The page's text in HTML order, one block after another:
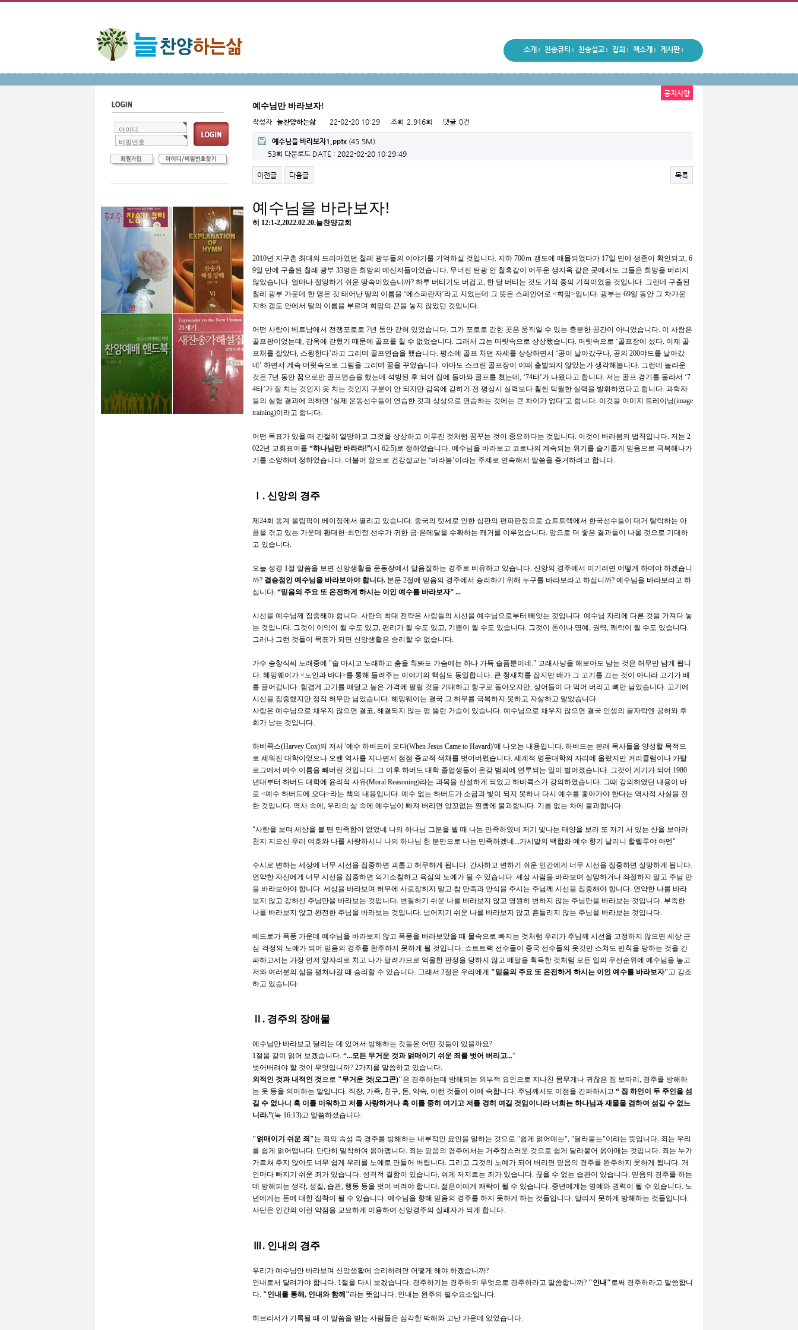
소개 찬송큐티 찬송설교 집회 책소개 게시판
아이디
비밀번호
공지사항
예수님만 바라보자!
작성자 늘찬양하는삶 22-02-20 10:29 조회 2,916회 댓글 0건
예수님을 바라보자1.pptx (45.5M)
53회 다운로드 DATE : 2022-02-20 10:29:49
이전글 다음글 목록
예수님을 바라보자!
히 12:1-2,2022.02.20.늘찬양교회
2010년 지구촌 최대의 드리마였던 칠레 광부들의 이야기를 기억하실 것입니다 지하 700ｍ 갱도에 매몰되었다가 17일 만에 생존이 확인되고 , 6
9일 만에 구출된 칠레 광부 33명은 희망의 메신저들이었습니다 무너진 탄광 안 칠흑같이 어두운 생지옥 같은 곳에서도 그들은 희망을 버리지
않았습니다 얼마나 절망하기 쉬운 땅속이었습니까? 하루 버티기도 버겁고 한 달 버티는 것도 기적 중의 기적이었을 것입니다 그런데 구출된
칠레 광부 가운데 한 명은 갓 태어난 딸의 이름을 ‘에스파란자’라고 지었는데 그 뜻은 스페인어로 <희망>입니다 광부는 69일 동안 그 차가운
지하 갱도 안에서 딸의 이름을 부르며 희망의 끈을 놓지 않았던 것입니다
어떤 사람이 베트남에서 전쟁포로로 7년 동안 갇혀 있었습니다 그가 포로로 갇힌 곳은 움직일 수 있는 충분한 공간이 아니었습니다 이 사람은
골프광이었는데 감옥에 갇혔기 때문에 골프를 칠 수 없었습니다 그래서 그는 머릿속으로 상상했습니다 머릿속으로 ‘골프장에 섰다 이제 골
프채를 잡았다 스윙한다’라고 그리며 골프연습을 했습니다 평소에 골프 치던 자세를 상상하면서 ‘공이 날아갔구나 공의 200야드를 날아갔
네’ 하면서 계속 머릿속으로 그림을 그리며 꿈을 꾸었습니다 아마도 스크린 골프장이 이때 출발되지 않았는가 생각해봅니다 그런데 놀라운
것은 7년 동안 꿈으로만 골프연습을 했는데 석방된 후 되어 집에 돌아와 골프를 쳤는데 , ‘74타’가 나왔다고 합니다 저는 골프 경기를 몰라서 ‘7
4타’가 잘 치는 것인지 못 치는 것인지 구분이 안 되지만 감옥에 갇히기 전 평상시 실력보다 훨씬 탁월한 실력을 발휘하였다고 합니다 과학자
들의 실험 결과에 의하면 ‘실제 운동선수들이 연습한 것과 상상으로 연습하는 것에는 큰 차이가 없다’ 고 합니다 이것을 이미지 트레이닝(image
training)이라고 합니다
어떤 목표가 있을 때 간절히 열망하고 그것을 상상하고 이루진 것처럼 꿈꾸는 것이 중요하다는 것입니다 이것이 바라봄의 법칙입니다 저는 2
022년 교회표어를 “하나님만 바라라!”(시 62:5)로 정하였습니다 예수님을 바라보고 코로나의 계속되는 위기를 슬기롭게 믿음으로 극복해나가
기를 소망하며 정하였습니다 더불어 앞으로 건강설교는 ‘바라봄’이라는 주제로 연속해서 말씀을 증거하려고 합니다
Ⅰ . 신앙의 경주
제24회 동계 올림픽이 베이징에서 열리고 있습니다 중국의 텃세로 인한 심판의 편파판정으로 쇼트트랙에서 한국선수들이 대거 탈락하는 아
픔을 겪고 있는 가운데 황대헌·최민정 선수가 귀한 금·은메달을 수확하는 쾌거를 이루었습니다 앞으로 더 좋은 결과들이 나올 것으로 기대하
고 있습니다
오늘 성경 1 절 말씀을 보면 신앙생활을 운동장에서 달음질하는 경주로 비유하고 있습니다 신앙의 경주에서 이기려면 어떻게 하여야 하겠습니
까? 결승점인 예수님을 바라보아야 합니다. 본문 2절에 믿음의 경주에서 승리하기 위해 누구를 바라보라고 하십니까? 예수님을 바라보라고 하
십니다 “믿음의 주요 또 온전하게 하시는 이인 예수를 바라보자” ...
시선을 예수님께 집중해야 합니다 사탄의 최대 전략은 사람들의 시선을 예수님으로부터 빼앗는 것입니다 예수님 자리에 다른 것을 가져다 놓
는 것입니다 그것이 이익이 될 수도 있고 편리가 될 수도 있고 기쁨이 될 수도 있습니다 그것이 돈이나 명예 권력 쾌락이 될 수도 있습니다
그러나 그런 것들이 목표가 되면 신앙생활은 승리할 수 없습니다
가수 송창식씨 노래중에 "술 마시고 노래하고 춤을 춰봐도 가슴에는 하나 가득 슬픔뿐이네 ." 고래사냥을 해보아도 남는 것은 허무만 남게 됩니
다 헤밍웨이가 <노인과 바다>를 통해 들려주는 이야기의 핵심도 동일합니다 큰 청새치를 잡지만 배가 그 고기를 끄는 것이 아니라 고기가 배
를 끌어갑니다 힘겹게 고기를 매달고 높은 가격에 팔릴 것을 기대하고 항구로 돌아오지만 상어들이 다 먹어 버리고 뼈만 남았습니다 고기에
시선을 집중했지만 정작 허무만 남았습니다 헤밍웨이는 결국 그 허무를 극복하지 못하고 자살하고 말았습니다
사람은 예수님으로 채우지 않으면 결코 해결되지 않는 펑 뚫린 가슴이 있습니다 예수님으로 채우지 않으면 결국 인생의 끝자락엔 공허와 후
회가 남는 것입니다
하비콕스(Harvey Cox)의 저서 '예수 하버드에 오다(When Jesus Came to Havard)'에 나오는 내용입니다 하버드는 본래 목사들을 양성할 목적으
로 세워진 대학이었으나 오랜 역사를 지나면서 점점 종교적 색채를 벗어버렸습니다 세계적 명문대학의 자리에 올랐지만 커리큘럼이나 카탈
로그에서 예수 이름을 빼버린 것입니다 그 이후 하버드 대학 졸업생들이 온갖 범죄에 연루되는 일이 벌어졌습니다 그것이 계기가 되어 1980
년대부터 하버드 대학에 윤리적 사유(Moral Reasoning)라는 과목을 신설하게 되었고 하비콕스가 강의하였습니다 그때 강의하였던 내용이 바
로 <예수 하버드에 오다>라는 책의 내용입니다 예수 없는 하버드가 소금과 빛이 되지 못하니 다시 예수를 좇아가야 한다는 역사적 사실을 전
한 것입니다 역사 속에 우리의 삶 속에 예수님이 빠져 버리면 앙꼬없는 찐빵에 불과합니다 기름 없는 차에 불과합니다
"사람을 보며 세상을 볼 땐 만족함이 없었네 나의 하나님 그분을 뵐 때 나는 만족하였네 저기 빛나는 태양을 보라 또 저기 서 있는 산을 보아라
천지 지으신 우리 여호와 나를 사랑하시니 나의 하나님 한 분만으로 나는 만족하겠네
가시밭의 백합화 예수 향기 날리니 할렐루야 아멘"
수시로 변하는 세상에 너무 시선을 집중하면 괴롭고 허무하게 됩니다 간사하고 변하기 쉬운 인간에게 너무 시선을 집중하면 실망하게 됩니다
연약한 자신에게 너무 시선을 집중하면 의기소침하고 욕심의 노예가 될 수 있습니다 세상 사람을 바라보며 실망하거나 좌절하지 말고 주님 만
을 바라보아야 합니다 세상을 바라보며 허무에 사로잡히지 말고 참 만족과 안식을 주시는 주님께 시선을 집중해야 합니다 연약한 나를 바라
보지 않고 강하신 주님만을 바라보는 것입니다 변질하기 쉬운 나를 바라보지 않고 영원히 변하지 않는 주님만을 바라보는 것입니다 부족한
나를 바라보지 않고 완전한 주님을 바라보는 것입니다 넘어지기 쉬운 나를 바라보지 않고 흔들리지 않는 주님을 바라보는 것입니다
베드로가 폭풍 가운데 예수님을 바라보지 않고 폭풍을 바라보았을 때 물속으로 빠지는 것처럼 우리가 주님께 시선을 고정하지 않으면 세상 근
심·걱정의 노예가 되어 믿음의 경주를 완주하지 못하게 될 것입니다 쇼트트랙 선수들이 중국 선수들의 옷깃만 스쳐도 반칙을 당하는 것을 간
파하고서는 가장 먼저 앞자리로 치고 나가 달려가므로 억울한 판정을 당하지 않고 메달을 획득한 것처럼 모든 일의 우선순위에 예수님을 놓고
저와 여러분의 삶을 펼쳐나갈 때 승리할 수 있습니다 그래서 2절은 우리에게 "믿음의 주요 또 온전하게 하시는 이인 예수를 바라보자" 고 강조
하고 있습니다
Ⅱ . 경주의 장애물
예수님만 바라보고 달리는 데 있어서 방해하는 것들은 어떤 것들이 있을까요?
1 절을 같이 읽어 보겠습니다 “...모든 무거운 것과 얽매이기 쉬운 죄를 벗어 버리고...”
벗어버려야 할 것이 무엇입니까? 2가지를 말씀하고 있습니다
외적인 것과 내적인 것 으로 "무거운 것(오그콘)"은 경주하는데 방해되는 외부적 요인으로 지나친 몸무게나 귀찮은 짐 보따리 경주를 방해하
는 옷 등을 의미하는 말입니다 직장 가족 친구 돈 약속 이런 것들이 이에 속합니다 주님께서도 이점을 간파하시고 “ 집 하인이 두 주인을 섬
길 수 없나니 혹 이를 미워하고 저를 사랑하거나 혹 이를 중히 여기고 저를 경히 여길 것임이니라 너희는 하나님과 재물을 겸하여 섬길 수 없느
니라.”(눅 16:13)고 말씀하셨습니다
"얽매이기 쉬운 죄"는 죄의 속성 즉 경주를 방해하는 내부적인 요인을 말하는 것으로 "쉽게 얽어매는", "달라붙는"이라는 뜻입니다 죄는 우리
를 쉽게 얽어맵니다 단단히 밀착하여 옭아맵니다 죄는 믿음의 경주에서는 거추장스러운 것으로 쉽게 달라붙어 옭아매는 것입니다 죄는 누가
가르쳐 주지 않아도 너무 쉽게 우리를 노예로 만들어 버립니다 그리고 그것의 노예가 되어 버리면 믿음의 경주를 완주하지 못하게 됩니다 개
인마다 빠지기 쉬운 죄가 있습니다 성격적 결함이 있습니다 쉬게 저지르는 죄가 있습니다 끊을 수 없는 습관이 있습니다 믿음의 경주를 하는
데 방해되는 생각 성질 습관 행동 등을 벗어 버려야 합니다 젊은이에게 쾌락이 될 수 있습니다 중년에게는 명예와 권력이 될 수 있습니다 노
년에게는 돈에 대한 집착이 될 수 있습니다 예수님을 향해 믿음의 경주를 하지 못하게 하는 것들입니다 달리지 못하게 방해하는 것들입니다
사단은 인간의 이런 약점을 교묘하게 이용하여 신앙경주의 실패자가 되게 합니다
Ⅲ. 인내의 경주
우리가 예수님만 바라보며 신앙생활에 승리하려면 어떻게 해야 하겠습니까?
인내로서 달려가야 합니다 . 1 절을 다시 보겠습니다 경주하기는 경주하되 무엇으로 경주하라고 말씀합니까? "인내" 로써 경주하라고 말씀합니
다 "인내를 통해, 인내와 함께"라는 뜻입니다 인내는 완주의 필수요소입니다
히브리서가 기록될 때 이 말씀을 받는 사람들은 심각한 박해와 고난 가운데 있었습니다